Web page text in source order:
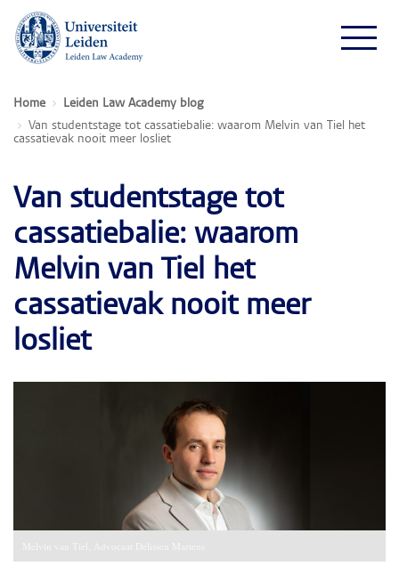
Home
Leiden Law Academy blog
Van studentstage tot cassatiebalie: waarom Melvin van Tiel het
cassatievak nooit meer losliet
Van studentstage tot
cassatiebalie: waarom
Melvin van Tiel het
cassatievak nooit meer
losliet